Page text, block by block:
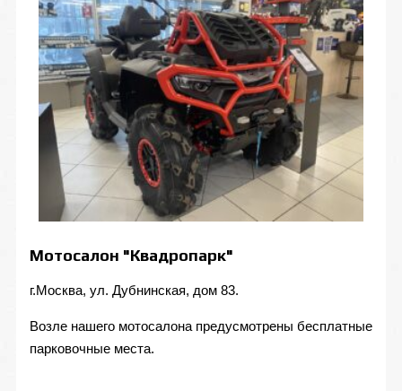
Мотосалон "Квадропарк"
г.Москва, ул. Дубнинская, дом 83.
Возле нашего мотосалона предусмотрены бесплатные
парковочные места.